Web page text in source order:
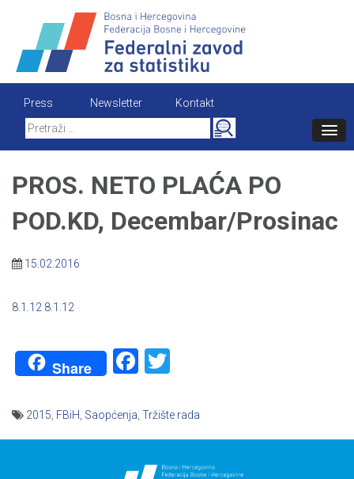
content
Press Newsletter
Kontakt
Search
for:
PROS. NETO PLAĆA PO
POD.KD, Decembar/Prosinac
15.02.2016
8.1.12 8.1.12
Share Facebook
2015 FBiH Saopćenja Tržište rada